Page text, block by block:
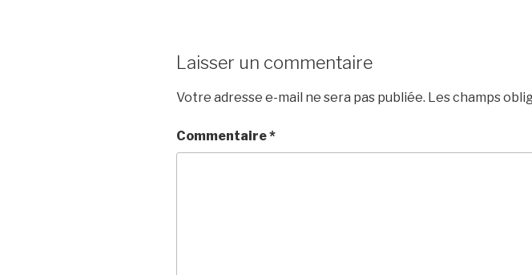
Laisser un commentaire
Votre adresse e-mail ne sera pas publiée. Les champs
Commentaire*